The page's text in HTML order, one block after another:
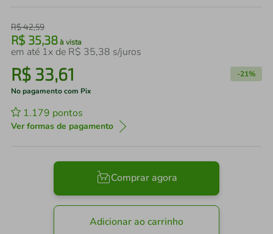
R$42,59
R$ 35,38 à vista
em até 1x de R$ 35,38 s/juros
R$ 33,61 -21%
No pagamento com Pix
1.179 pontos
Ver formas de pagamento
Comprar agora
Adicionar ao carrinho